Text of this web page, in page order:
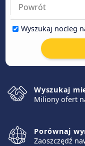
Wyszukaj nocleg
Wyszukaj
Miliony ofert
Porównaj
Zaoszczędź